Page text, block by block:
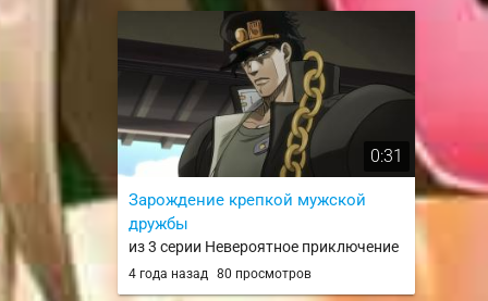
0:31
Зарождение крепкой мужской
дружбы
из 3 серии Невероятное приключение
ДжоДжо: Рыцари звёздной пыли /
JoJo no Kimyou na Bouken Part 3:
4 года назад 80 просмотров